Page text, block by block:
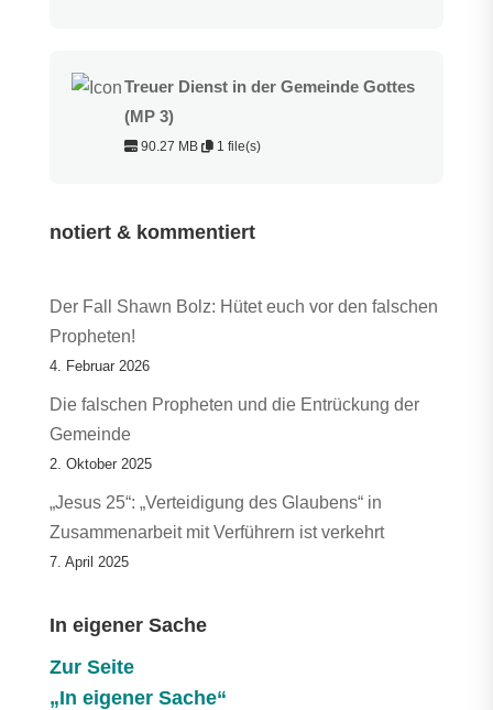
Treuer Dienst in der Gemeinde Gottes
(MP 3)
90.27 MB 1 file(s)
notiert & kommentiert
Der Fall Shawn Bolz: Hütet euch vor den falschen
Propheten!
4. Februar 2026
Die falschen Propheten und die Entrückung der
Gemeinde
2. Oktober 2025
„Jesus 25“: „Verteidigung des Glaubens“ in
Zusammenarbeit mit Verführern ist verkehrt
7. April 2025
In eigener Sache
Zur Seite
„In eigener Sache“